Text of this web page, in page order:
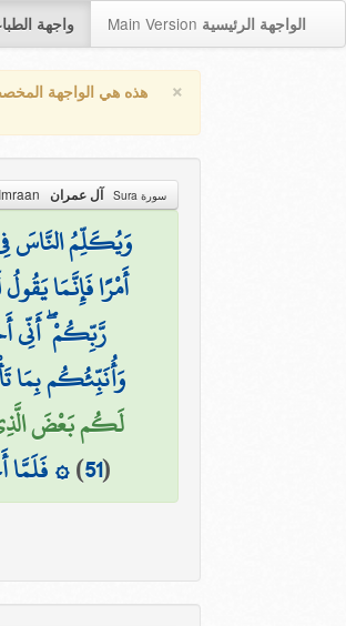
واجهة Main Version الواجهة الرئيسية
× هذه هي الواجهة
سورة Sura آل عمران
وَيُكَلِّمُ النَّاسَ
أَمْرًا فَإِنَّمَا
رَّبِّكُمْ ۖ أَنِّي
وَأُنَبِّئُكُم بِمَا
لَكُم بَعْضَ
(
51
)۞ فَلَمَّا